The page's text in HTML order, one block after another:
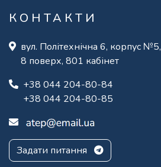
КОНТАКТИ
вул. Політехнічна 6, корпус №5,
8 поверх, 801 кабінет
+38 044 204-80-84
+38 044 204-80-85
Задати питання